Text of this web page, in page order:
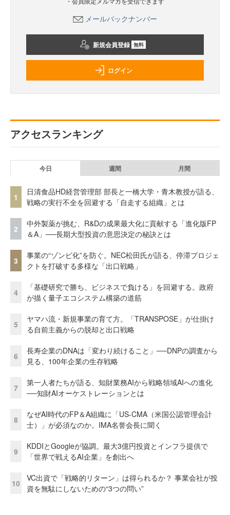
メールバックナンバー
新規会員登録 無料
ログイン
アクセスランキング
今日 週間 月間
1
日清食品HD経営管理部 部長と一橋大学・青木教授が語る、
戦略の実行不全を回避する「自走する組織」とは
2
中外製薬が挑む、R&Dの成果最大化に貢献する「進化版FP
＆A」──長期大型投資の意思決定の秘訣とは
3
事業の“ゾンビ化”を防ぐ。NEC松田氏が語る、停滞プロジェ
クトを打破する多様な「出口戦略」
4
「基礎研究で勝ち、ビジネスで負ける」を回避する。政府
が描く量子エコシステム構築の道筋
5
ヤマハ流・新規事業の育て方。「TRANSPOSE」が仕掛け
る自前主義からの脱却と出口戦略
6
長寿企業のDNAは「変わり続けること」──DNPの調査から
見る、100年企業の生存戦略
7
第一人者たちが語る、知財業務AIから戦略領域AIへの進化
──知財AIオーケストレーションとは
8
なぜAI時代のFP＆A組織に「US-CMA（米国公認管理会計
士）」が必須なのか。IMA名誉会長に聞く
9
KDDIとGoogleが協調。最大3億円投資とインフラ提供で
「世界で戦えるAI企業」を創出へ
10
VC出資で「戦略的リターン」は得られるか？ 事業会社が投
資を無駄にしないための“3つの問い”